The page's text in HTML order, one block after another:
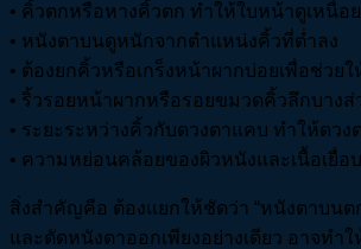
• คิ้วตกหรือหางคิ้วตก ทำให้ใบหน้าดูเหนื่อ
• หนังตาบนดูหนักจากตำแหน่งคิ้วที่ต่ำลง
• ต้องยกคิ้วหรือเกร็งหน้าผากบ่อยเพื่อช่วย
• ริ้วรอยหน้าผากหรือรอยขมวดคิ้วลึกบางส่
• ระยะระหว่างคิ้วกับดวงตาแคบ ทำให้ดว
• ความหย่อนคล้อยของผิวหนังและเนื้อเยื่
สิ่งสำคัญคือ ต้องแยกให้ชัดว่า “หนังตาบนต
และตัดหนังตาออกเพียงอย่างเดียว อาจท